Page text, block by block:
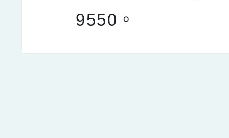
9550。